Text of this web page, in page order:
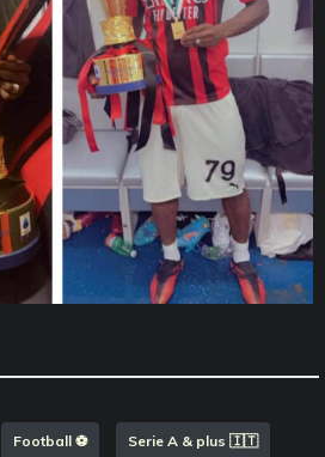
Football ⚽️ Serie A & plus 🇮🇹